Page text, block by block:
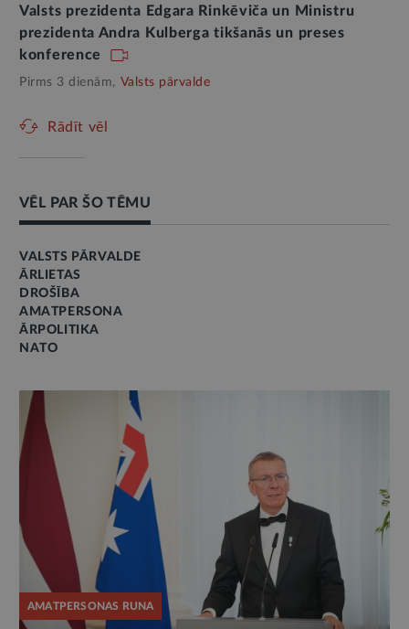
Valsts prezidenta Edgara Rinkēviča un Ministru
prezidenta Andra Kulberga tikšanās un preses
konference
Pirms 3 dienām, Valsts pārvalde
Rādīt vēl
VĒL PAR ŠO TĒMU
VALSTS PĀRVALDE
ĀRLIETAS
DROŠĪBA
AMATPERSONA
ĀRPOLITIKA
NATO
AMATPERSONAS RUNA